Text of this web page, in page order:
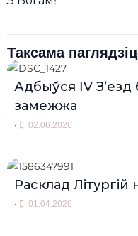
Таксама
Адбыўся IV З’езд
замежжа
• 02.06.2026
Расклад Літургій
• 01.04.2026